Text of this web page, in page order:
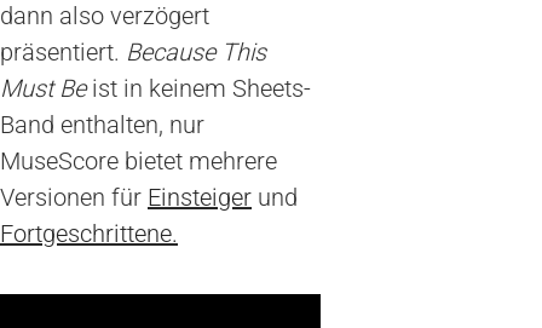
dann also verzögert
präsentiert. Because This
Must Beist in keinem Sheets-
Band enthalten, nur
MuseScore bietet mehrere
Versionen für Einsteiger und
Fortgeschrittene.